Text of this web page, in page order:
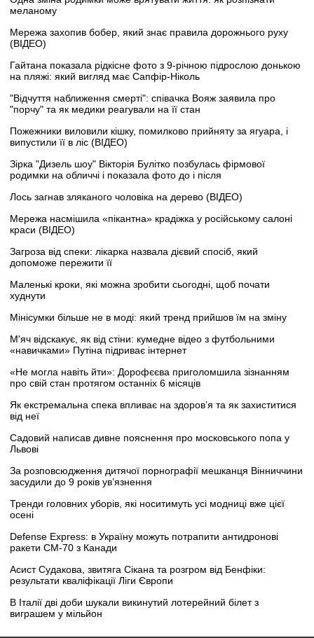
меланому
Мережа захопив бобер, який знає правила дорожнього руху
(ВІДЕО)
Гайтана показала рідкісне фото з 9-річною підрослою донькою
на пляжі: який вигляд має Сапфір-Ніколь
"Відчуття наближення смерті": співачка Вояж заявила про
"порчу" та як медики реагували на її стан
Пожежники виловили кішку, помилково прийняту за ягуара, і
випустили її в ліс (ВІДЕО)
Зірка "Дизель шоу" Вікторія Булітко позбулась фірмової
родимки на обличчі і показала фото до і після
Лось загнав зляканого чоловіка на дерево (ВІДЕО)
Мережа насмішила «пікантна» крадіжка у російському салоні
краси (ВІДЕО)
Загроза від спеки: лікарка назвала дієвий спосіб, який
допоможе пережити її
Маленькі кроки, які можна зробити сьогодні, щоб почати
худнути
Мінісумки більше не в моді: який тренд прийшов їм на зміну
М'яч відскакує, як від стіни: кумедне відео з футбольними
«навичками» Путіна підриває інтернет
«Не могла навіть йти»: Дорофєєва приголомшила зізнанням
про свій стан протягом останніх 6 місяців
Як екстремальна спека впливає на здоров’я та як захиститися
від неї
Садовий написав дивне пояснення про московського попа у
Львові
За розповсюдження дитячої порнографії мешканця Вінниччини
засудили до 9 років ув’язнення
Тренди головних уборів, які носитимуть усі модниці вже цієї
осені
Defense Express: в Україну можуть потрапити антидронові
ракети CM-70 з Канади
Асист Судакова, звитяга Сікана та розгром від Бенфіки:
результати кваліфікації Ліги Європи
В Італії дві доби шукали викинутий лотерейний білет з
виграшем у мільйон